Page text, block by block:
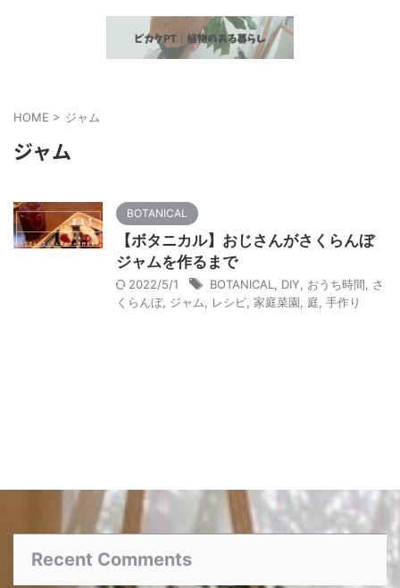
HOME > ジャム
ジャム
BOTANICAL
【ボタニカル】おじさんがさくらんぼ
ジャムを作るまで
2022/5/1 BOTANICAL DIY おうち時間
さ
くらんぼ, ジャム レシピ 家庭菜園 庭 手作り
Recent Comments